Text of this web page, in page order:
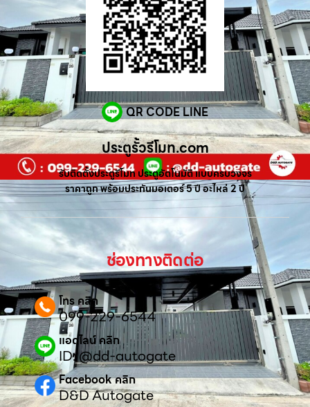
QR CODE LINE
ประตูรั้วรีโมท.com
รับติดตั้งประตูรีโมท ประตูอัตโนมัติ แบบครบวงจร
ราคาถูก พร้อมประกันมอเตอร์ 5 ปี อะไหล่ 2 ปี
ช่องทางติดต่อ
โทร คลิก
099-229-6544
แอดไลน์ คลิก
ID: @dd-autogate
Facebook คลิก
D&D Autogate